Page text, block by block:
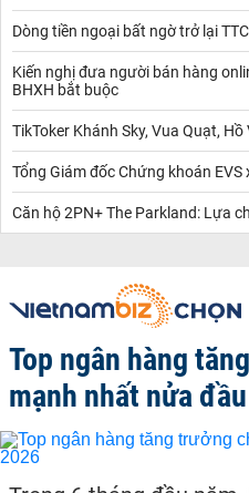
Dòng tiền ngoại bất ngờ trở lại
Kiến nghị đưa người bán hàng
BHXH bắt buộc
TikToker Khánh Sky, Vua Quạt,
Tổng Giám đốc Chứng khoán EVS
Căn hộ 2PN+ The Parkland: Lựa
Top ngân hàng
mạnh nhất nửa